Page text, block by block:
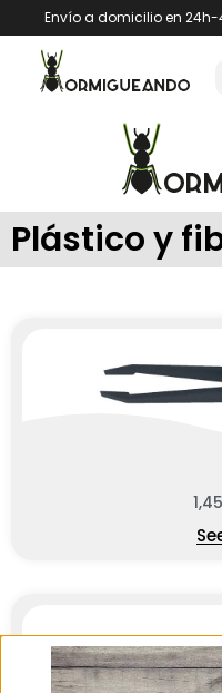
Envío a domicilio en 24h-
Plástico y
1,45